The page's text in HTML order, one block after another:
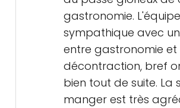
gastronomie.
sympathique avec
entre gastronomie et
décontraction, bref
bien tout de suite. La
manger est très